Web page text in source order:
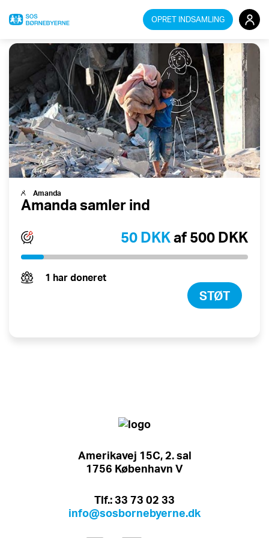
OPRET INDSAMLING
Redigér din indsamling
Amanda
Amanda samler ind
50 DKKaf 500 DKK
1 har doneret
STØT
Amerikavej 15C, 2. sal
1756 København V
Tlf.: 33 73 02 33
info@sosbornebyerne.dk